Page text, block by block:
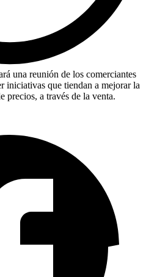
una reunión de los comerciantes
iniciativas que tiendan a mejorar la
precios, a través de la venta.